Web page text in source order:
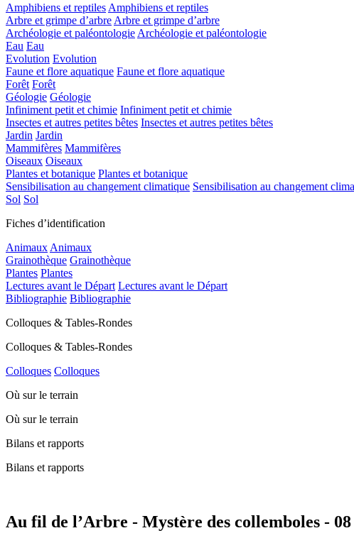
Amphibiens et reptiles Amphibiens et reptiles
Arbre et grimpe d’arbre Arbre et grimpe d’arbre
Archéologie et paléontologie Archéologie et paléontologie
Eau Eau
Evolution Evolution
Faune et flore aquatique Faune et flore aquatique
Forêt Forêt
Géologie Géologie
Infiniment petit et chimie Infiniment petit et chimie
Insectes et autres petites bêtes Insectes et autres petites bêtes
Jardin Jardin
Mammifères Mammifères
Oiseaux Oiseaux
Plantes et botanique Plantes et botanique
Sensibilisation au changement climatique Sensibilisation au changement
Sol Sol
Fiches d’identification
Animaux Animaux
Grainothèque Grainothèque
Plantes Plantes
Lectures avant le Départ Lectures avant le Départ
Bibliographie Bibliographie
Colloques & Tables-Rondes
Colloques & Tables-Rondes
Colloques Colloques
Où sur le terrain
Où sur le terrain
Bilans et rapports
Bilans et rapports
Au fil de l’Arbre - Mystère des collemboles - 08